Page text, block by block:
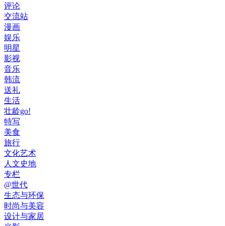
评论
交流站
漫画
娱乐
明星
影视
音乐
韩流
送礼
生活
壮龄go!
特写
美食
旅行
文化艺术
人文史地
专栏
@世代
生态与环保
时尚与美容
设计与家居